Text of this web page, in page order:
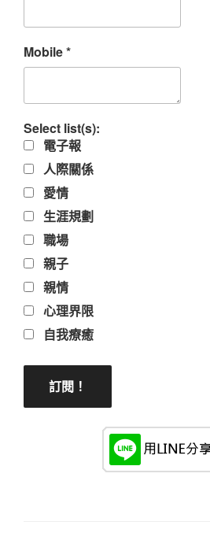
Mobile*
Select list(s):
電子報
人際關係
愛情
生涯規劃
職場
親子
親情
心理界限
自我療癒